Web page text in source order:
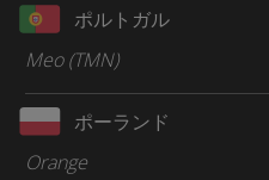
ポルトガル
Meo (TMN)
ポーランド
Orange